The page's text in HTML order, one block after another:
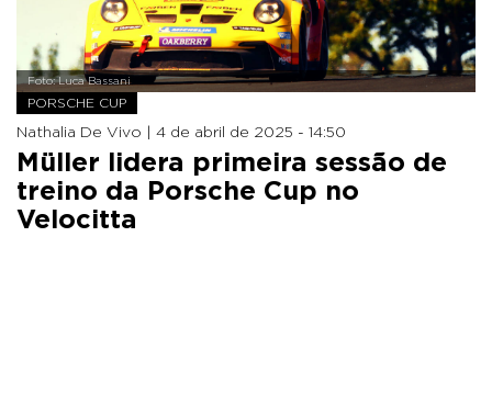
Foto: Luca Bassani
PORSCHE CUP
Nathalia De Vivo | 4 de abril de 2025 - 14:50
Müller lidera primeira sessão de
treino da Porsche Cup no
Velocitta